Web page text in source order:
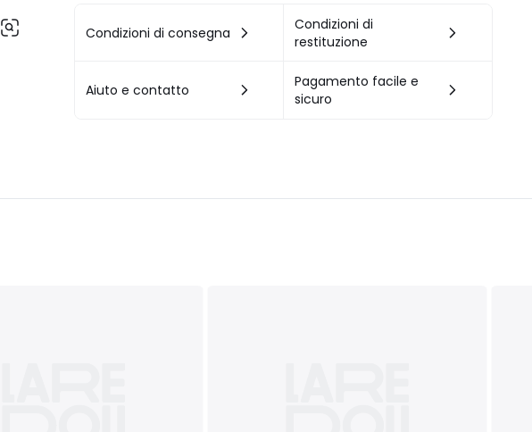
Condizioni di consegna
Condizioni di
restituzione
Aiuto e contatto
Pagamento facile e
sicuro